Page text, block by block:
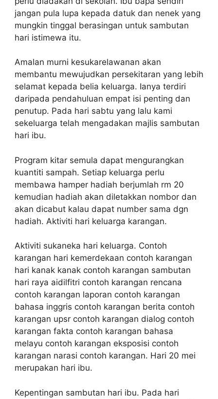
jangan pula lupa kepada datuk dan nenek yang
mungkin tinggal berasingan untuk sambutan
hari istimewa itu.
Amalan murni kesukarelawanan akan
membantu mewujudkan persekitaran yang lebih
selamat kepada belia keluarga. Ianya terdiri
daripada pendahuluan empat isi penting dan
penutup. Pada hari sabtu yang lalu kami
sekeluarga telah mengadakan majlis sambutan
hari ibu.
Program kitar semula dapat mengurangkan
kuantiti sampah. Setiap keluarga perlu
membawa hamper hadiah berjumlah rm 20
kemudian hadiah akan diletakkan nombor dan
akan dicabut kalau dapat number sama dgn
hadiah. Aktiviti hari keluarga karangan.
Aktiviti sukaneka hari keluarga. Contoh
karangan hari kemerdekaan contoh karangan
hari kanak kanak contoh karangan sambutan
hari raya aidilfitri contoh karangan rencana
contoh karangan laporan contoh karangan
bahasa inggris contoh karangan berita contoh
karangan upsr contoh karangan dialog contoh
karangan fakta contoh karangan bahasa
melayu contoh karangan eksposisi contoh
karangan narasi contoh karangan. Hari 20 mei
merupakan hari ibu.
Kepentingan sambutan hari ibu. Pada hari